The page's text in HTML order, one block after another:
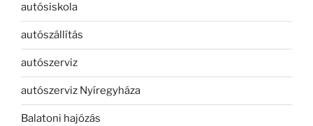
autósiskola
autószállítás
autószerviz
autószerviz Nyíregyháza
Balatoni hajózás